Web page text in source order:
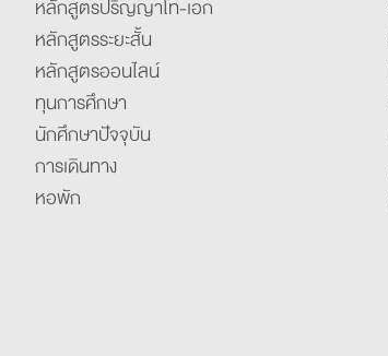
หลักสูตรปริญญาโท-เอก
หลักสูตรระยะสั้น
หลักสูตรออนไลน์
ทุนการศึกษา
นักศึกษาปัจจุบัน
การเดินทาง
หอพัก